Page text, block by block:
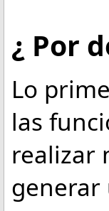
¿ Por
Lo
las
realizar
generar